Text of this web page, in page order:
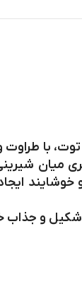
با
میان
و